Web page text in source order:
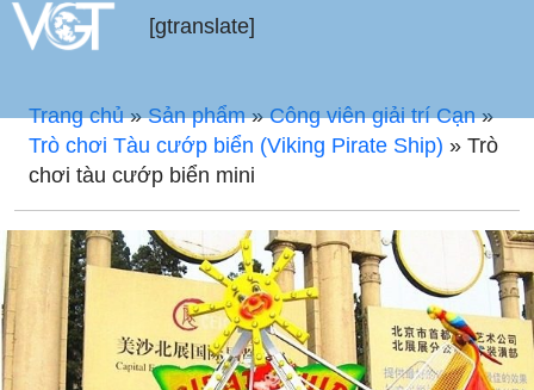
[gtranslate]
Trang chủ»Sản phẩm»Công viên giải trí Cạn»
Trò chơi Tàu cướp biển (Viking Pirate Ship) » Trò
chơi tàu cướp biển mini